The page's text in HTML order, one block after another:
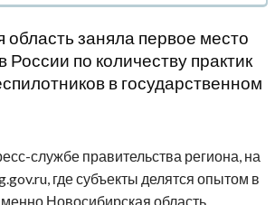
область заняла первое место
России по количеству практик
в государственном
службе правительства региона, на
где субъекты делятся опытом в
Новосибирская область